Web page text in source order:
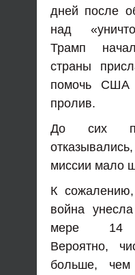
дней после
над
Трамп
страны
помочь США
пролив.
До сих
миссии мало
К
война
мере 14
Вероятно,
больше,